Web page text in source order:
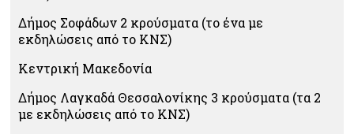
Δήμος Σοφάδων 2 κρούσματα (το ένα με
εκδηλώσεις από το ΚΝΣ)
Κεντρική Μακεδονία
Δήμος Λαγκαδά Θεσσαλονίκης 3 κρούσματα (τα 2
με εκδηλώσεις από το ΚΝΣ)